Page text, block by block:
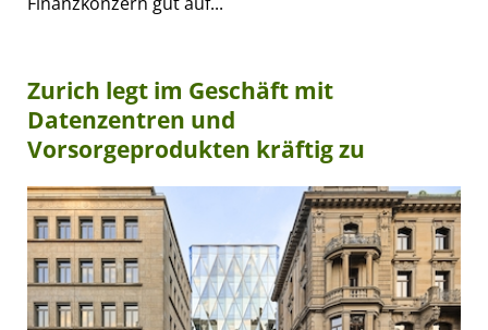
Zurich legt im Geschäft mit
Datenzentren und
Vorsorgeprodukten kräftig zu